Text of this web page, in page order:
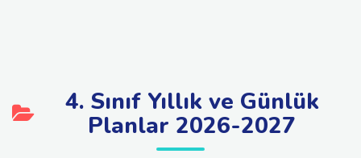
4. Sınıf Yıllık ve Günlük
Planlar 2026-2027